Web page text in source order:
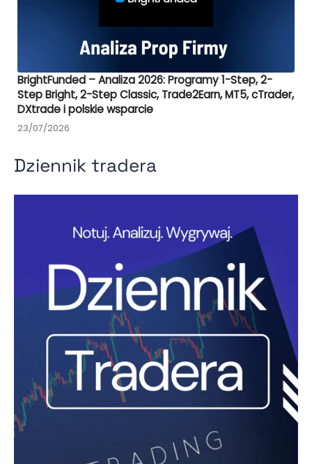
BrightFunded – Analiza 2026: Programy 1-Step, 2-
Step Bright, 2-Step Classic, Trade2Earn, MT5, cTrader,
DXtrade i polskie wsparcie
23/07/2026
Dziennik tradera